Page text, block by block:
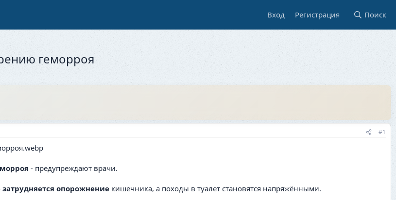
Вход Регистрация Поиск
геморроя
#1
- предупреждают врачи.
затрудняется опорожнение кишечника, а походы в туалет становятся напряжёнными.